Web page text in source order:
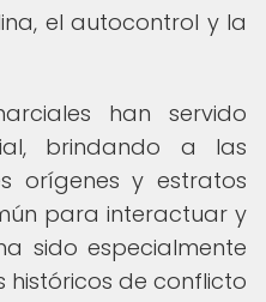
el autocontrol y la
han servido
brindando a las
orígenes y estratos
para interactuar y
sido especialmente
históricos de conflicto